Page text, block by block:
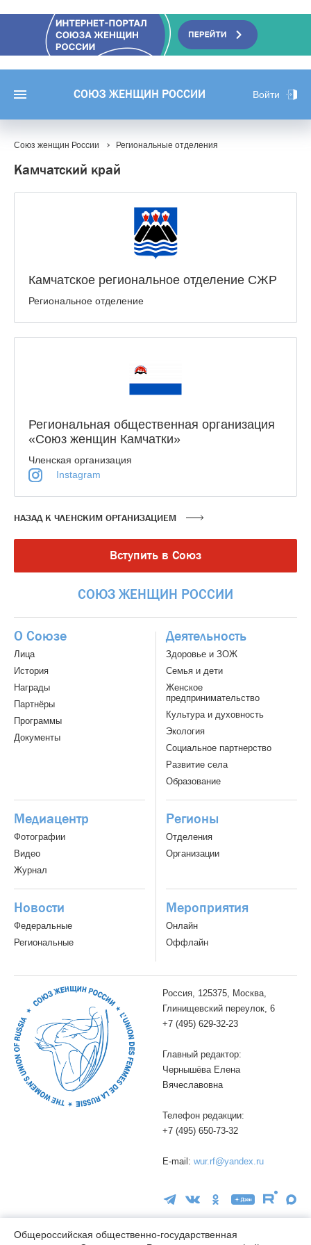
СОЮЗ ЖЕНЩИН РОССИИ Войти
Союз женщин России Региональные отделения
Камчатский край
Камчатское региональное отделение СЖР
Региональное отделение
Региональная общественная организация
«Союз женщин Камчатки»
Членская организация
Instagram
НАЗАД К ЧЛЕНСКИМ ОРГАНИЗАЦИЕМ
Вступить в Союз
СОЮЗ ЖЕНЩИН РОССИИ
О Союзе
Лица
История
Награды
Партнёры
Программы
Документы
Деятельность
Здоровье и ЗОЖ
Семья и дети
Женское
предпринимательство
Культура и духовность
Экология
Социальное партнерство
Развитие села
Образование
Медиацентр
Фотографии
Видео
Журнал
Регионы
Отделения
Организации
Новости
Федеральные
Региональные
Мероприятия
Онлайн
Оффлайн
Россия, 125375, Москва,
Глинищевский переулок, 6
+7 (495) 629-32-23
Главный редактор:
Чернышёва Елена
Вячеславовна
Телефон редакции:
+7 (495) 650-73-32
E-mail: wur.rf@yandex.ru
Общероссийская общественно-государственная